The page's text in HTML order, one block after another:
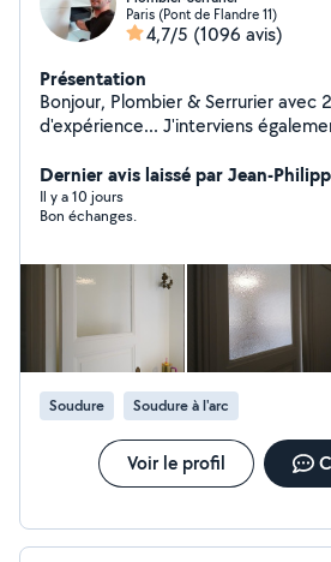
Paris (Pont de Flandre 11)
4,7/5 (1096 avis)
Présentation
Bonjour, Plombier & Serrurier avec 25 années
d'expérience... J'interviens
rapide... Je me ferai un plaisir de vous rendre service
mes chers voisins.... Si vous me contactez directement,
merci de me laisser vos
Dernier avis laissé par Jean-
Il y a 10 jours
Bon échanges.
Soudure Soudure à l'arc
Voir le profil